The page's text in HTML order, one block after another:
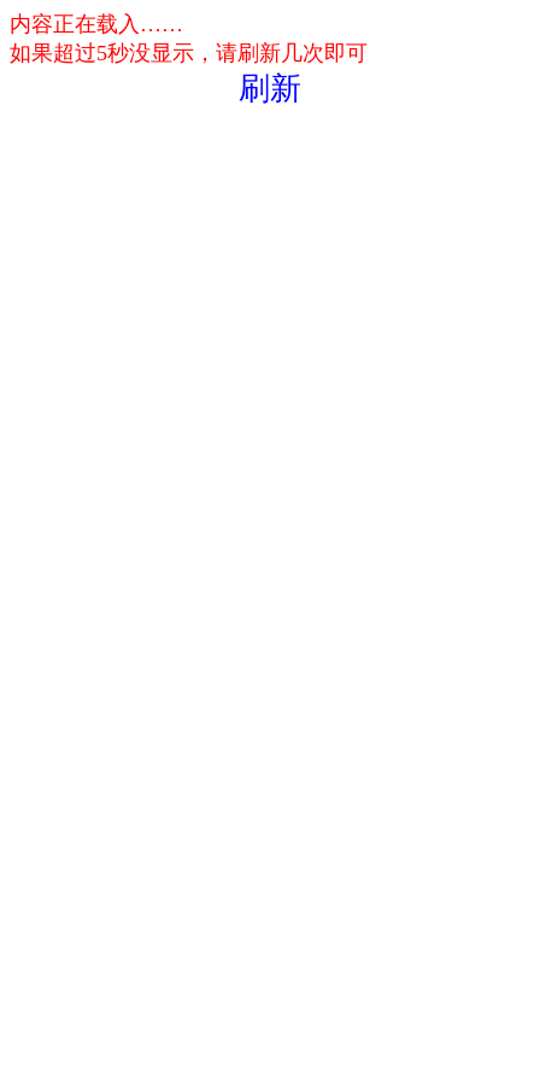
内容正在载入……
如果超过5秒没显示，请刷新几次即可
刷新